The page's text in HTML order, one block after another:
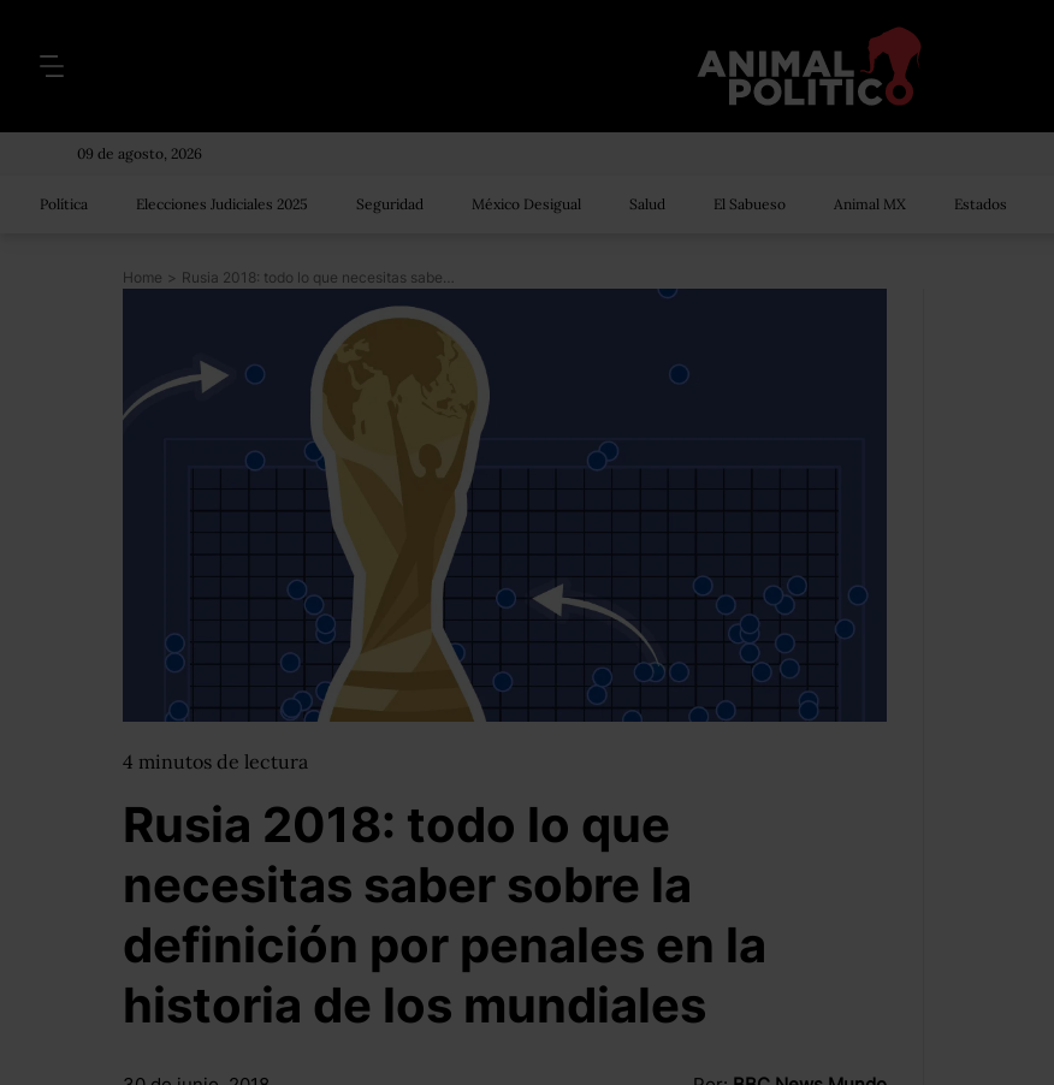
09 de agosto, 2026
Política Elecciones Judiciales 2025 Seguridad México Desigual Salud El Sabueso Animal MX Estados
Home > Rusia 2018: todo lo que necesitas saber sobre la definición por penales en la historia de los mundiales
4 minutos de lectura
Rusia 2018: todo lo que
necesitas saber sobre la
definición por penales en la
historia de los mundiales